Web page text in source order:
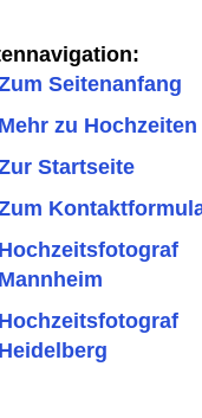
Seitenanfang
Mehr zu Hochzeiten
Startseite
Hochzeitsfotograf
Mannheim
Hochzeitsfotograf
Heidelberg